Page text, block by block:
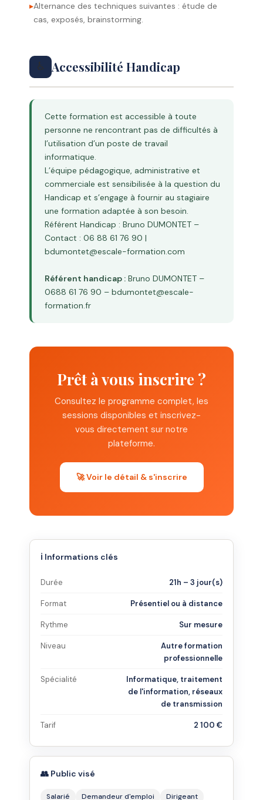
Alternance des techniques suivantes : étude de
cas, exposés, brainstorming.
♿ Accessibilité Handicap
Cette formation est accessible à toute
personne ne rencontrant pas de difficultés à
l’utilisation d’un poste de travail
informatique.
L’équipe pédagogique, administrative et
commerciale est sensibilisée à la question du
Handicap et s’engage à fournir au stagiaire
une formation adaptée à son besoin.
Référent Handicap : Bruno DUMONTET –
Contact : 06 88 61 76 90 |
bdumontet@escale-formation.com
Référent handicap : Bruno DUMONTET –
0688 61 76 90 – bdumontet@escale-
formation.fr
Prêt à vous inscrire ?
Consultez le programme complet, les
sessions disponibles et inscrivez-
vous directement sur notre
plateforme.
🚀 Voir le détail & s'inscrire
ℹ️ Informations clés
Durée 21h – 3 jour(s)
Format Présentiel ou à distance
Rythme Sur mesure
Niveau
Autre formation
professionnelle
Spécialité
Informatique, traitement
de l'information, réseaux
de transmission
Tarif 2 100 €
👥 Public visé
Salarié Demandeur d'emploi
Dirigeant